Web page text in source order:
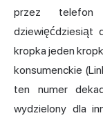
przez
dziewięćdziesiąt
kropka jeden
konsumenckie
ten numer
wydzielony dla